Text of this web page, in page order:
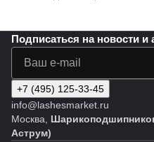
Подписаться на новости и
+7 (495) 125-33-45
info@lashesmarket.ru
Москва,
Аструм)